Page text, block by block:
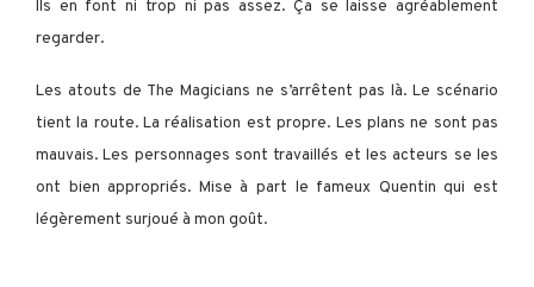
Ils en font ni trop ni pas assez. Ça se laisse agréablement
regarder.
Les atouts de The Magicians ne s’arrêtent pas là. Le scénario
tient la route. La réalisation est propre. Les plans ne sont pas
mauvais.Les personnages sont travaillés et les acteurs se les
ont bien appropriés. Mise à part le fameux Quentin qui est
légèrement surjoué à mon goût.